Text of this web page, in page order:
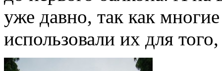
уже давно, так как
использовали их для